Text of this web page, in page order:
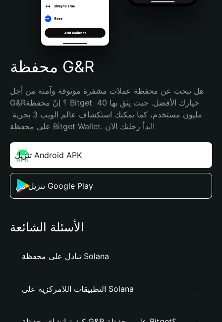
Português (Brasil)
Español (Argentina)
محفظة G&R
هل تبحث عن محفظة عملات مشفرة موثوقة وآمنة من أجل
G&R؟ إنّ محفظة Bitget خيارك الأفضل. حيث يثق بها 40
على محفظة Bitget Wallet. ابدأ رحلتك الآن!
تنزيل Android APK
تنزيل من Google Play
الأسئلة الشائعة
تبادل على محفظة Solana
التطبيقات اللامركزية على Solana